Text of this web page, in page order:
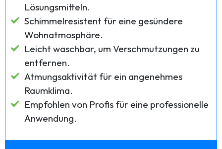
Lösungsmitteln.
Schimmelresistent für eine gesündere
Wohnatmosphäre.
Leicht waschbar, um Verschmutzungen zu
entfernen.
Atmungsaktivität für ein angenehmes
Raumklima.
Empfohlen von Profis für eine professionelle
Anwendung.